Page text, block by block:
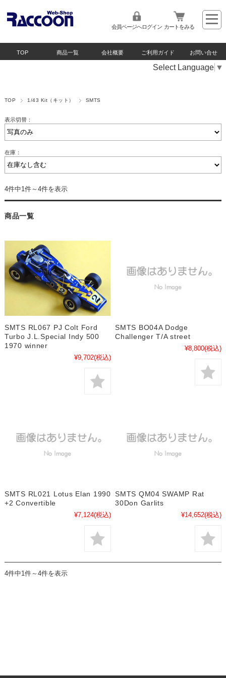
会員ページへログイン カートをみる
TOP 商品一覧 会社概要 ご利用ガイド お問い合せ
Select Language ▼
TOP 1/43 Kit（キット） SMTS
表示切替：
在庫：
4件中1件～4件を表示
商品一覧
SMTS RL067 PJ Colt Ford
Turbo J.L.Special Indy 500
1970 winner
¥9,702(税込)
SMTS BO04A Dodge
Challenger T/A street
¥8,800(税込)
SMTS RL021 Lotus Elan 1990
+2 Convertible
¥7,124(税込)
SMTS QM04 SWAMP Rat
30Don Garlits
¥14,652(税込)
4件中1件～4件を表示